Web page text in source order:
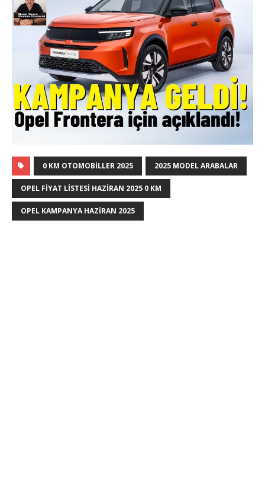
0 KM OTOMOBILLER 2025 2025 MODEL ARABALAR
OPEL FIYAT LISTESI HAZIRAN 2025 0 KM
OPEL KAMPANYA HAZIRAN 2025